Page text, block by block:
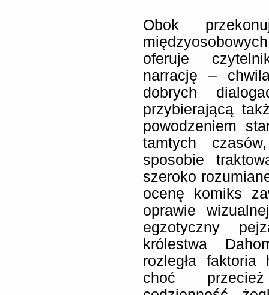
Obok
oferuje
narrację –
dobrych
przybierającą
powodzeniem
tamtych
sposobie
szeroko
ocenę komiks
oprawie
egzotyczny
królestwa
rozległa
choć